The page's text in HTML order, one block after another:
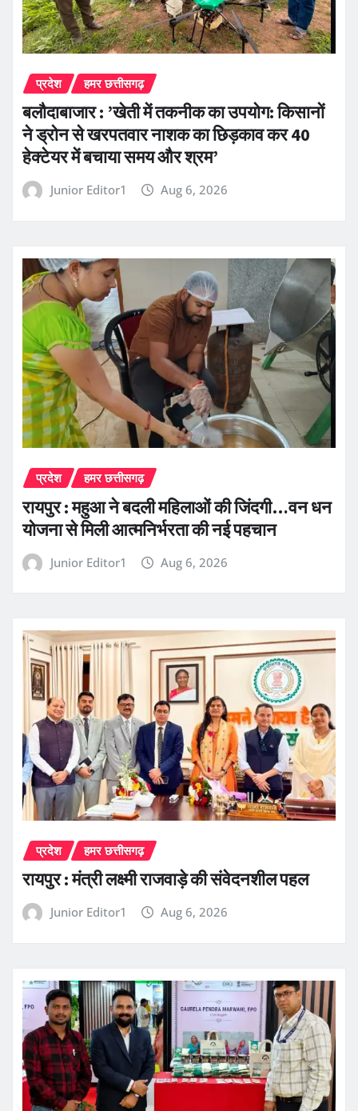
प्रदेश हमर छत्तीसगढ़
बलौदाबाजार : ’खेती में तकनीक का उपयोग: किसानों
ने ड्रोन से खरपतवार नाशक का छिड़काव कर 40
हेक्टेयर में बचाया समय और श्रम’
Junior Editor1 Aug 6, 2026
प्रदेश हमर छत्तीसगढ़
रायपुर : महुआ ने बदली महिलाओं की जिंदगी…वन धन
योजना से मिली आत्मनिर्भरता की नई पहचान
Junior Editor1 Aug 6, 2026
प्रदेश हमर छत्तीसगढ़
रायपुर : मंत्री लक्ष्मी राजवाड़े की संवेदनशील पहल
Junior Editor1 Aug 6, 2026